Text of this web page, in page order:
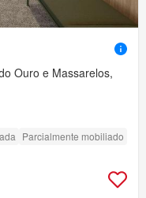
Ouro e Massarelos,
Parcialmente mobiliado